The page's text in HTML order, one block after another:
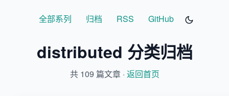
全部系列 归档 RSS GitHub
distributed 分类归档
共 109 篇文章 · 返回首页